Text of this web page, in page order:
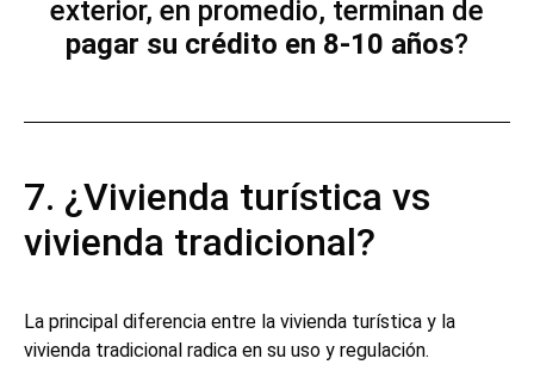
exterior, en promedio, terminan de
pagar su crédito en 8-10 años?
7. ¿Vivienda turística vs
vivienda tradicional?
La principal diferencia entre la vivienda turística y la
vivienda tradicional radica en su uso y regulación.